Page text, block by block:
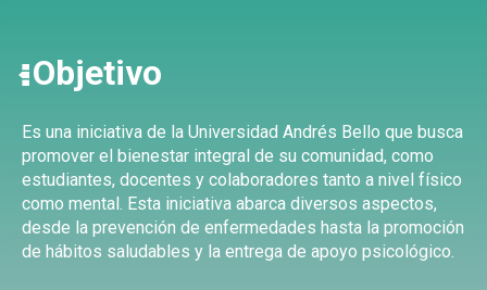
Objetivo
Es una iniciativa de la Universidad Andrés Bello que busca
promover el bienestar integral de su comunidad, como
estudiantes, docentes y colaboradores tanto a nivel físico
como mental. Esta iniciativa abarca diversos aspectos,
desde la prevención de enfermedades hasta la promoción
de hábitos saludables y la entrega de apoyo psicológico.